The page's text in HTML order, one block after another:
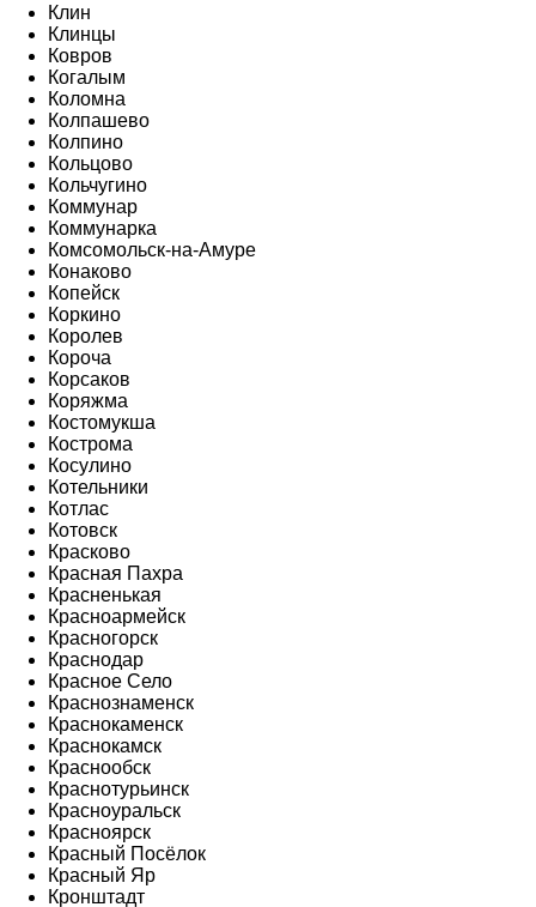
Клин
Клинцы
Ковров
Когалым
Коломна
Колпашево
Колпино
Кольцово
Кольчугино
Коммунар
Коммунарка
Комсомольск-на-Амуре
Конаково
Копейск
Коркино
Королев
Короча
Корсаков
Коряжма
Костомукша
Кострома
Косулино
Котельники
Котлас
Котовск
Красково
Красная Пахра
Красненькая
Красноармейск
Красногорск
Краснодар
Красное Село
Краснознаменск
Краснокаменск
Краснокамск
Краснообск
Краснотурьинск
Красноуральск
Красноярск
Красный Посёлок
Красный Яр
Кронштадт